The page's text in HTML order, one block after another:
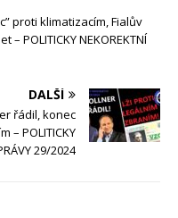
proti klimatizacím, Fialův
POLITICKY NEKOREKTNÍ
DALŠÍ
řádil, konec
– POLITICKY
29/2024